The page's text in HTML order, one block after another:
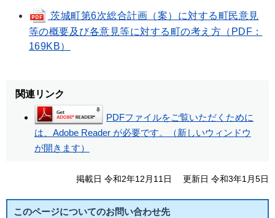
茨城町第6次総合計画（案）に対する町民意見
等の概要及び各意見等に対する町の考え方（PDF：
169KB）
関連リンク
PDFファイルをご覧いただくために
は、Adobe Reader が必要です。（新しいウィンドウ
が開きます）
掲載日 令和2年12月11日 更新日 令和3年1月5日
このページについてのお問い合わせ先